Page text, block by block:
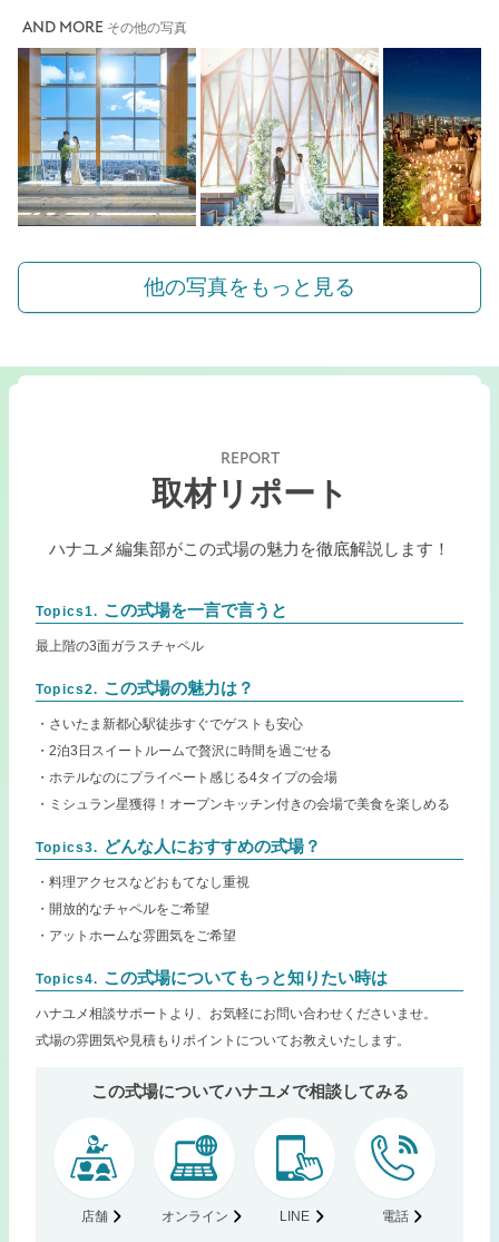
AND MORE その他の写真
他の写真をもっと見る
REPORT
取材リポート
ハナユメ編集部がこの式場の魅力を徹底解説します！
Topics1. この式場を一言で言うと
最上階の3面ガラスチャペル
Topics2. この式場の魅力は？
・さいたま新都心駅徒歩すぐでゲストも安心
・2泊3日スイートルームで贅沢に時間を過ごせる
・ホテルなのにプライベート感じる4タイプの会場
・ミシュラン星獲得！オープンキッチン付きの会場で美食を楽しめる
Topics3. どんな人におすすめの式場？
・料理アクセスなどおもてなし重視
・開放的なチャペルをご希望
・アットホームな雰囲気をご希望
Topics4. この式場についてもっと知りたい時は
ハナユメ相談サポートより、お気軽にお問い合わせくださいませ。
式場の雰囲気や見積もりポイントについてお教えいたします。
この式場についてハナユメで相談してみる
店舗 オンライン LINE 電話